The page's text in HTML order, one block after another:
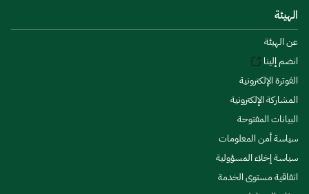
الهيئة
عن الهيئة
انضم إلينا
الفوترة الإلكترونية
المشاركة الإلكترونية
البيانات المفتوحة
سياسة أمن المعلومات
سياسة إخلاء المسؤولية
اتفاقية مستوى الخدمة